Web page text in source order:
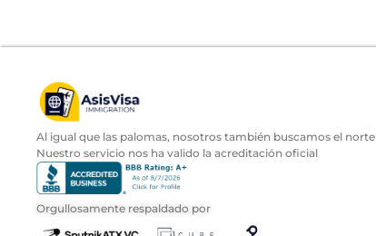
Al igual que las palomas, nosotros también buscamos el norte
Nuestro servicio nos ha valido la acreditación oficial
Orgullosamente respaldado por